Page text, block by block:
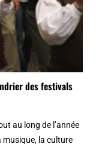
des festivals
au long de l’année
musique, la culture